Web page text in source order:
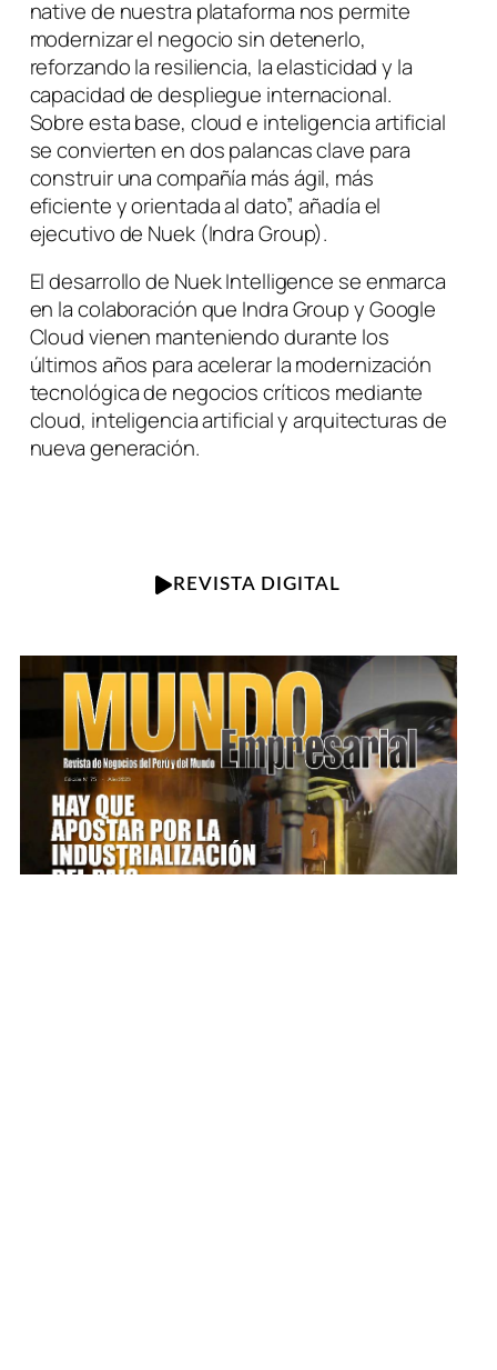
REVISTA DIGITAL
native de nuestra plataforma nos permite
modernizar el negocio sin detenerlo,
reforzando la resiliencia, la elasticidad y la
capacidad de despliegue internacional.
Sobre esta base, cloud e inteligencia artificial
se convierten en dos palancas clave para
construir una compañía más ágil, más
eficiente y orientada al dato”, añadía el
ejecutivo de Nuek (Indra Group).
El desarrollo de Nuek Intelligence se enmarca
en la colaboración que Indra Group y Google
Cloud vienen manteniendo durante los
últimos años para acelerar la modernización
tecnológica de negocios críticos mediante
cloud, inteligencia artificial y arquitecturas de
nueva generación.